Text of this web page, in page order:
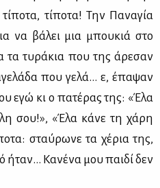
τίποτα! Την Παναγία
να βάλει μια μπουκιά στο
τα τυράκια που της άρεσαν
που γελά… ε, έπαψαν
εγώ κι ο πατέρας της: «Έλα
σου!», «Έλα κάνε τη χάρη
σταύρωνε τα χέρια της,
ήταν… Κανένα μου παιδί δεν